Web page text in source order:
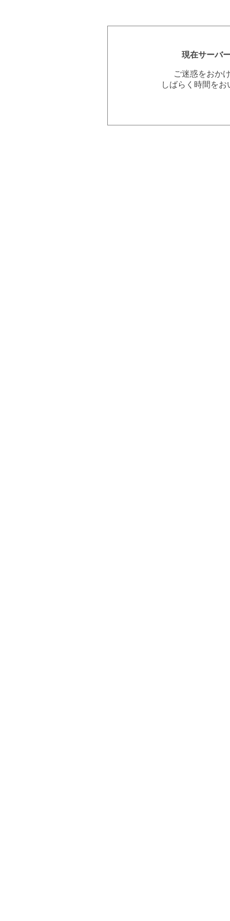
現在サーバ
ご迷惑をおか
しばらく時間を